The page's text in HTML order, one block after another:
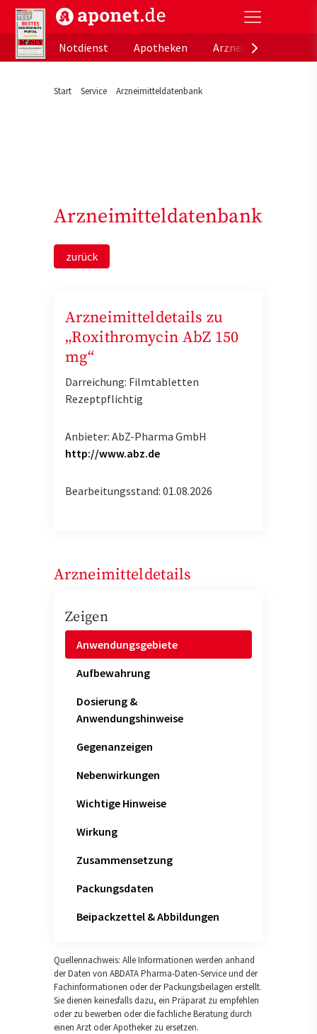
aponet.de - Das offizielle Gesundheitsportal der
Notdienst
Apotheken
Start Service Arzneimitteldatenbank
Arzneimitteldatenbank
zurück
Arzneimitteldetails zu
„Roxithromycin AbZ 150
mg“
Darreichung: Filmtabletten
Rezeptpflichtig
Anbieter: AbZ-Pharma GmbH
http://www.abz.de
Bearbeitungsstand: 01.08.2026
Arzneimitteldetails
Zeigen
Anwendungsgebiete
Aufbewahrung
Dosierung &
Anwendungshinweise
Gegenanzeigen
Nebenwirkungen
Wichtige Hinweise
Wirkung
Zusammensetzung
Packungsdaten
Beipackzettel & Abbildungen
Quellennachweis: Alle Informationen werden anhand
der Daten von ABDATA Pharma-Daten-Service und der
Fachinformationen oder der Packungsbeilagen erstellt.
Sie dienen keinesfalls dazu, ein Präparat zu empfehlen
oder zu bewerben oder die fachliche Beratung durch
einen Arzt oder Apotheker zu ersetzen.